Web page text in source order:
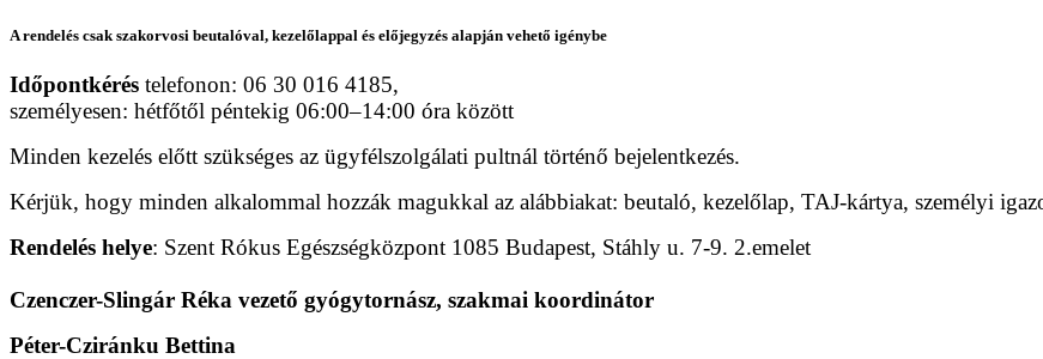
A rendelés csak szakorvosi beutalóval, kezelőlappal és előjegyzés alapján vehető igénybe
Időpontkérés telefonon: 06 30 016 4185,
személyesen: hétfőtől péntekig 06:00–14:00 óra között
Minden kezelés előtt szükséges az ügyfélszolgálati pultnál történő bejelentkezés.
Kérjük, hogy minden alkalommal hozzák magukkal az alábbiakat: beutaló, kezelőlap, TAJ-kártya, személyi
Rendelés helye: Szent Rókus Egészségközpont 1085 Budapest, Stáhly u. 7-9. 2.emelet
Czenczer-Slingár Réka vezető gyógytornász, szakmai koordinátor
Péter-Cziránku Bettina